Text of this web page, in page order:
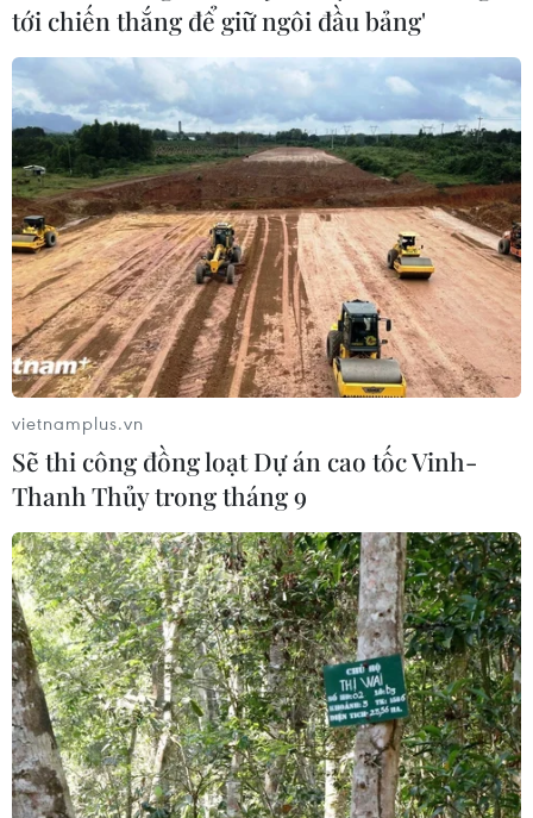
cứ sự thay đổi về quân đội Mỹ đồn trú ở Hàn Quốc có
thể ảnh hưởng tới sự ổn định khu vực.
Hàn Quốc-Mỹ chuẩn bị đàm phán về chia
sẻ chi phí quốc phòng
21/06/2018 03:33
Bộ Ngoại giao Hàn Quốc thông báo, nước này và Mỹ
sẽ tiến hành vòng đàm phán tiếp theo vào tuần tới,
nhằm thảo luận về việc chia sẻ chi phí quân sự nhằm
duy trì sự hiện diện của lính Mỹ tại đây,
tới chiến thắng để giữ ngôi đầu bảng'
vietnamplus.vn
Sẽ thi công đồng loạt Dự án cao tốc Vinh-
Thanh Thủy trong tháng 9